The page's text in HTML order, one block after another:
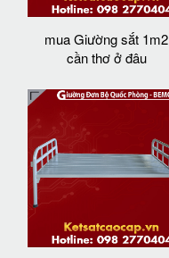
mua Giường sắt 1m2
cần thơ ở đâu